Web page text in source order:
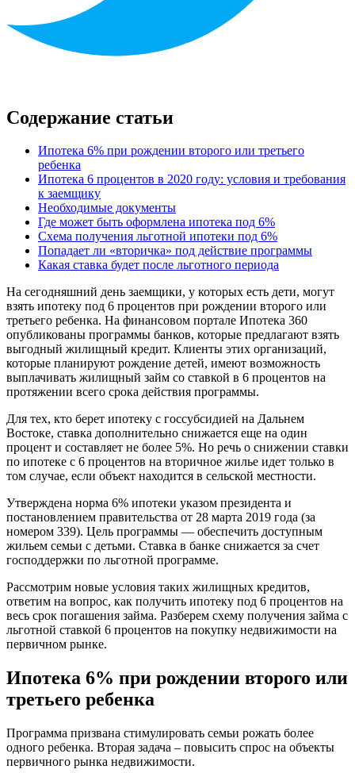
Содержание статьи
Ипотека 6% при рождении второго или третьего
ребенка
Ипотека 6 процентов в 2020 году: условия и требования
к заемщику
Необходимые документы
Где может быть оформлена ипотека под 6%
Схема получения льготной ипотеки под 6%
Попадает ли «вторичка» под действие программы
Какая ставка будет после льготного периода
На сегодняшний день заемщики, у которых есть дети, могут
взять ипотеку под 6 процентов при рождении второго или
третьего ребенка. На финансовом портале Ипотека 360
опубликованы программы банков, которые предлагают взять
выгодный жилищный кредит. Клиенты этих организаций,
которые планируют рождение детей, имеют возможность
выплачивать жилищный займ со ставкой в 6 процентов на
протяжении всего срока действия программы.
Для тех, кто берет ипотеку с госсубсидией на Дальнем
Востоке, ставка дополнительно снижается еще на один
процент и составляет не более 5%. Но речь о снижении ставки
по ипотеке с 6 процентов на вторичное жилье идет только в
том случае, если объект находится в сельской местности.
Утверждена норма 6% ипотеки указом президента и
постановлением правительства от 28 марта 2019 года (за
номером 339). Цель программы — обеспечить доступным
жильем семьи с детьми. Ставка в банке снижается за счет
господдержки по льготной программе.
Рассмотрим новые условия таких жилищных кредитов,
ответим на вопрос, как получить ипотеку под 6 процентов на
весь срок погашения займа. Разберем схему получения займа с
льготной ставкой 6 процентов на покупку недвижимости на
первичном рынке.
Ипотека 6% при рождении второго или
третьего ребенка
Программа призвана стимулировать семьи рожать более
одного ребенка. Вторая задача – повысить спрос на объекты
первичного рынка недвижимости.